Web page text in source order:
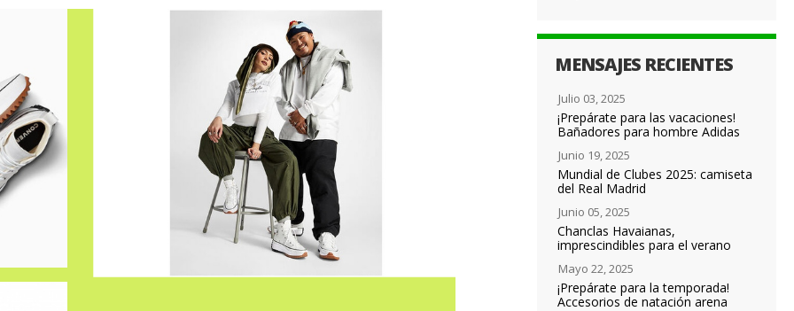
MENSAJES RECIENTES
Julio 03, 2025
¡Prepárate para las vacaciones!
Bañadores para hombre Adidas
Junio 19, 2025
Mundial de Clubes 2025: camiseta
del Real Madrid
Junio 05, 2025
Chanclas Havaianas,
imprescindibles para el verano
Mayo 22, 2025
¡Prepárate para la temporada!
Accesorios de natación arena